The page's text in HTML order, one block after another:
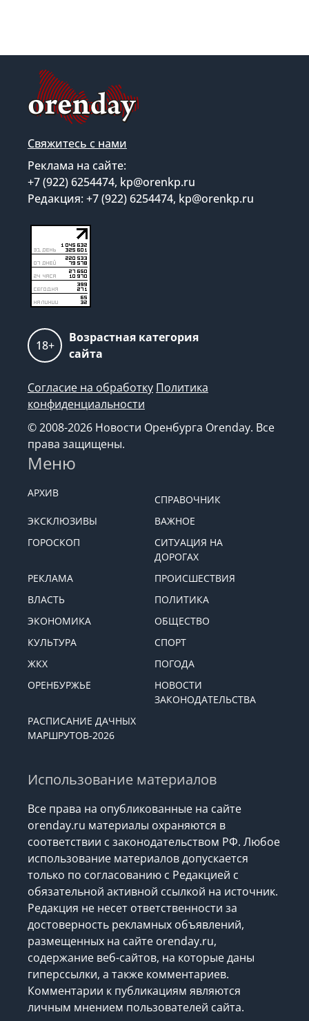
Свяжитесь с нами
Реклама на сайте:
+7 (922) 6254474, kp@orenkp.ru
Редакция: +7 (922) 6254474, kp@orenkp.ru
18+
Возрастная категория
сайта
Согласие на обработку Политика
конфиденциальности
© 2008-2026 Новости Оренбурга Orenday. Все
права защищены.
Меню
АРХИВ
СПРАВОЧНИК
ЭКСКЛЮЗИВЫ
ВАЖНОЕ
ГОРОСКОП
СИТУАЦИЯ НА
ДОРОГАХ
РЕКЛАМА
ПРОИСШЕСТВИЯ
ВЛАСТЬ
ПОЛИТИКА
ЭКОНОМИКА
ОБЩЕСТВО
КУЛЬТУРА
СПОРТ
ЖКХ
ПОГОДА
ОРЕНБУРЖЬЕ
НОВОСТИ
ЗАКОНОДАТЕЛЬСТВА
РАСПИСАНИЕ ДАЧНЫХ
МАРШРУТОВ-2026
Использование материалов
Все права на опубликованные на сайте
orenday.ru материалы охраняются в
соответствии с законодательством РФ. Любое
использование материалов допускается
только по согласованию с Редакцией с
обязательной активной ссылкой на источник.
Редакция не несет ответственности за
достоверность рекламных объявлений,
размещенных на сайте orenday.ru,
содержание веб-сайтов, на которые даны
гиперссылки, а также комментариев.
Комментарии к публикациям являются
личным мнением пользователей сайта.